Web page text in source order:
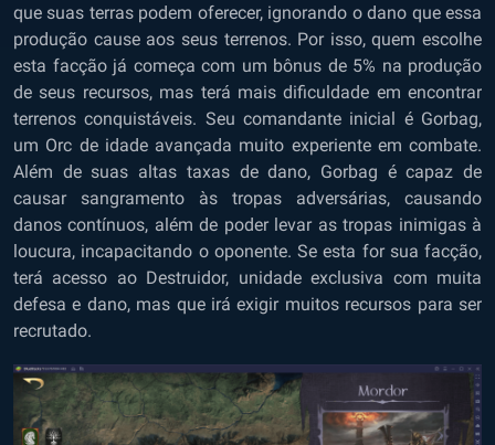
que suas terras podem oferecer, ignorando o dano que essa
produção cause aos seus terrenos. Por isso, quem escolhe
esta facção já começa com um bônus de 5% na produção
de seus recursos, mas terá mais dificuldade em encontrar
terrenos conquistáveis. Seu comandante inicial é Gorbag,
um Orc de idade avançada muito experiente em combate.
Além de suas altas taxas de dano, Gorbag é capaz de
causar sangramento às tropas adversárias, causando
danos contínuos, além de poder levar as tropas inimigas à
loucura, incapacitando o oponente. Se esta for sua facção,
terá acesso ao Destruidor, unidade exclusiva com muita
defesa e dano, mas que irá exigir muitos recursos para ser
recrutado.